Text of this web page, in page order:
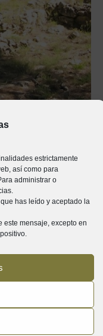
estrictamente
así como para
administrar o
.
has leído y aceptado la
este mensaje, excepto en